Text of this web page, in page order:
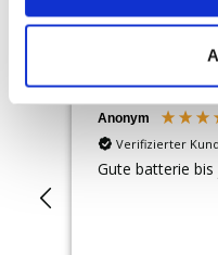
Anonym
Verifizierter
Gute batterie